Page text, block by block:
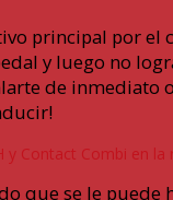
principal por el
y luego no
de inmediato
que se le puede